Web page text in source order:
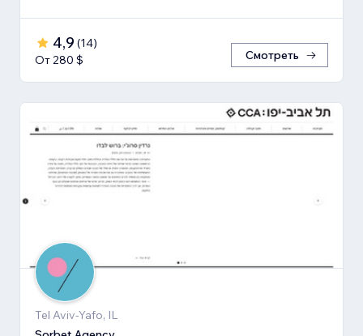
4,9 (14)
От 280 $
Смотреть
Tel Aviv-Yafo, IL